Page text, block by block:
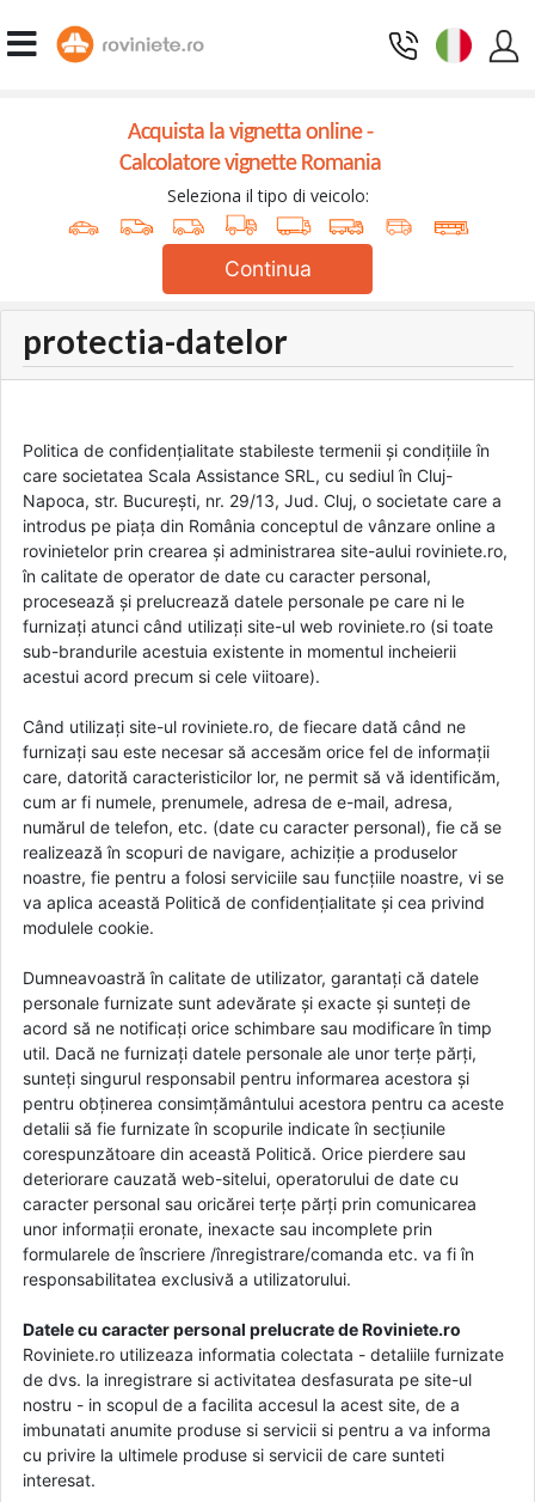
Acquista la vignetta online -
Calcolatore vignette Romania
Seleziona il tipo di veicolo:
Continua
protectia-datelor
Politica de confidențialitate stabileste termenii și condițiile în
care societatea Scala Assistance SRL, cu sediul în Cluj-
Napoca, str. București, nr. 29/13, Jud. Cluj, o societate care a
introdus pe piața din România conceptul de vânzare online a
rovinietelor prin crearea și administrarea site-aului roviniete.ro,
în calitate de operator de date cu caracter personal,
procesează și prelucrează datele personale pe care ni le
furnizați atunci când utilizați site-ul web roviniete.ro (si toate
sub-brandurile acestuia existente in momentul incheierii
acestui acord precum si cele viitoare).
Când utilizați site-ul roviniete.ro, de fiecare dată când ne
furnizați sau este necesar să accesăm orice fel de informații
care, datorită caracteristicilor lor, ne permit să vă identificăm,
cum ar fi numele, prenumele, adresa de e-mail, adresa,
numărul de telefon, etc. (date cu caracter personal), fie că se
realizează în scopuri de navigare, achiziție a produselor
noastre, fie pentru a folosi serviciile sau funcțiile noastre, vi se
va aplica această Politică de confidențialitate și cea privind
modulele cookie.
Dumneavoastră în calitate de utilizator, garantați că datele
personale furnizate sunt adevărate și exacte și sunteți de
acord să ne notificați orice schimbare sau modificare în timp
util. Dacă ne furnizați datele personale ale unor terțe părți,
sunteți singurul responsabil pentru informarea acestora și
pentru obținerea consimțământului acestora pentru ca aceste
detalii să fie furnizate în scopurile indicate în secțiunile
corespunzătoare din această Politică. Orice pierdere sau
deteriorare cauzată web-sitelui, operatorului de date cu
caracter personal sau oricărei terțe părți prin comunicarea
unor informații eronate, inexacte sau incomplete prin
formularele de înscriere /înregistrare/comanda etc. va fi în
responsabilitatea exclusivă a utilizatorului.
Datele cu caracter personal prelucrate de Roviniete.ro
Roviniete.ro utilizeaza informatia colectata - detaliile furnizate
de dvs. la inregistrare si activitatea desfasurata pe site-ul
nostru - in scopul de a facilita accesul la acest site, de a
imbunatati anumite produse si servicii si pentru a va informa
cu privire la ultimele produse si servicii de care sunteti
interesat.